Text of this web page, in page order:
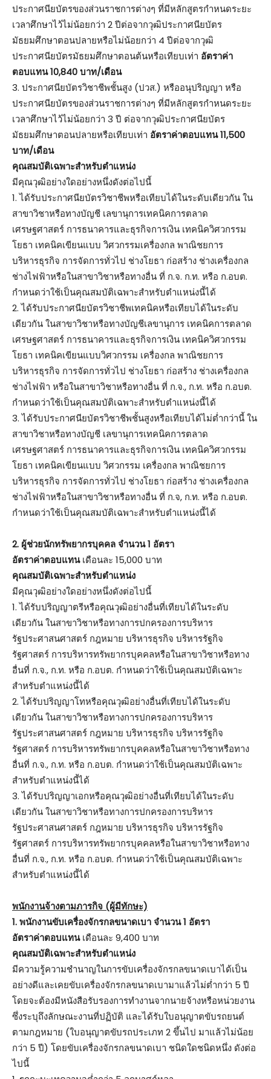
ประกาศนียบัตรของส่วนราชการต่างๆ ที่มีหลักสูตรกำหนดระยะ
เวลาศึกษาไว้ไม่น้อยกว่า 2 ปีต่อจากวุฒิประกาศนียบัตร
มัธยมศึกษาตอนปลายหรือไม่น้อยกว่า 4 ปีต่อจากวุฒิ
ประกาศนียบัตรมัธยมศึกษาตอนต้นหรือเทียบเท่า อัตราค่า
ตอบแทน 10,840 บาท/เดือน
3. ประกาศนียบัตรวิชาชีพชั้นสูง (ปวส.) หรืออนุปริญญา หรือ
ประกาศนียบัตรของส่วนราชการต่างๆ ที่มีหลักสูตรกำหนดระยะ
เวลาศึกษาไว้ไม่น้อยกว่า 3 ปี ต่อจากวุฒิประกาศนียบัตร
มัธยมศึกษาตอนปลายหรือเทียบเท่า อัตราค่าตอบแทน 11,500
บาท/เดือน
คุณสมบัติเฉพาะสำหรับตำแหน่ง
มีคุณวุฒิอย่างใดอย่างหนึ่งดังต่อไปนี้
1. ได้รับประกาศนียบัตรวิชาชีพหรือเทียบได้ในระดับเดียวกัน ใน
สาขาวิชาหรือทางบัญชี เลขานุการเทคนิคการตลาด
เศรษฐศาสตร์ การธนาคารและธุรกิจการเงิน เทคนิควิศวกรรม
โยธา เทคนิคเขียนแบบ วิศวกรรมเครื่องกล พาณิชยการ
บริหารธุรกิจ การจัดการทั่วไป ช่างโยธา ก่อสร้าง ช่างเครื่องกล
ช่างไฟฟ้าหรือในสาขาวิชาหรือทางอื่น ที่ ก.จ. ก.ท. หรือ ก.อบต.
กำหนดว่าใช้เป็นคุณสมบัติเฉพาะสำหรับตำแหน่งนี้ได้
2. ได้รับประกาศนียบัตรวิชาชีพเทคนิคหรือเทียบได้ในระดับ
เดียวกัน ในสาขาวิชาหรือทางบัญชีเลขานุการ เทคนิคการตลาด
เศรษฐศาสตร์ การธนาคารและธุรกิจการเงิน เทคนิควิศวกรรม
โยธา เทคนิคเขียนแบบวิศวกรรม เครื่องกล พาณิชยการ
บริหารธุรกิจ การจัดการทั่วไป ช่างโยธา ก่อสร้าง ช่างเครื่องกล
ช่างไฟฟ้า หรือในสาขาวิชาหรือทางอื่น ที่ ก.จ., ก.ท. หรือ ก.อบต.
กำหนดว่าใช้เป็นคุณสมบัติเฉพาะสำหรับตำแหน่งนี้ได้
3. ได้รับประกาศนียบัตรวิชาชีพชั้นสูงหรือเทียบได้ไม่ต่ำกว่านี้ ใน
สาขาวิชาหรือทางบัญชี เลขานุการเทคนิคการตลาด
เศรษฐศาสตร์ การธนาคารและธุรกิจการเงิน เทคนิควิศวกรรม
โยธา เทคนิคเขียนแบบ วิศวกรรม เครื่องกล พาณิชยการ
บริหารธุรกิจ การจัดการทั่วไป ช่างโยธา ก่อสร้าง ช่างเครื่องกล
ช่างไฟฟ้าหรือในสาขาวิชาหรือทางอื่น ที่ ก.จ, ก.ท. หรือ ก.อบต.
กำหนดว่าใช้เป็นคุณสมบัติเฉพาะสำหรับตำแหน่งนี้ได้
2. ผู้ช่วยนักทรัพยากรบุคคล จำนวน 1 อัตรา
อัตราค่าตอบแทนเดือนละ 15,000 บาท
คุณสมบัติเฉพาะสำหรับตำแหน่ง
มีคุณวุฒิอย่างใดอย่างหนึ่งดังต่อไปนี้
1. ได้รับปริญญาตรีหรือคุณวุฒิอย่างอื่นที่เทียบได้ในระดับ
เดียวกัน ในสาขาวิชาหรือทางการปกครองการบริหาร
รัฐประศาสนศาสตร์ กฎหมาย บริหารธุรกิจ บริหารรัฐกิจ
รัฐศาสตร์ การบริหารทรัพยากรบุคคลหรือในสาขาวิชาหรือทาง
อื่นที่ ก.จ., ก.ท. หรือ ก.อบต. กำหนดว่าใช้เป็นคุณสมบัติเฉพาะ
สำหรับตำแหน่งนี้ได้
2. ได้รับปริญญาโทหรือคุณวุฒิอย่างอื่นที่เทียบได้ในระดับ
เดียวกัน ในสาขาวิชาหรือทางการปกครองการบริหาร
รัฐประศาสนศาสตร์ กฎหมาย บริหารธุรกิจ บริหารรัฐกิจ
รัฐศาสตร์ การบริหารทรัพยากรบุคคลหรือในสาขาวิชาหรือทาง
อื่นที่ ก.จ., ก.ท. หรือ ก.อบต. กำหนดว่าใช้เป็นคุณสมบัติเฉพาะ
สำหรับตำแหน่งนี้ได้
3. ได้รับปริญญาเอกหรือคุณวุฒิอย่างอื่นที่เทียบได้ในระดับ
เดียวกัน ในสาขาวิชาหรือทางการปกครองการบริหาร
รัฐประศาสนศาสตร์ กฎหมาย บริหารธุรกิจ บริหารรัฐกิจ
รัฐศาสตร์ การบริหารทรัพยากรบุคคลหรือในสาขาวิชาหรือทาง
อื่นที่ ก.จ., ก.ท. หรือ ก.อบต. กำหนดว่าใช้เป็นคุณสมบัติเฉพาะ
สำหรับตำแหน่งนี้ได้
พนักงานจ้างตามภารกิจ (ผู้มีทักษะ)
1. พนักงานขับเครื่องจักรกลขนาดเบา จำนวน 1 อัตรา
อัตราค่าตอบแทนเดือนละ 9,400 บาท
คุณสมบัติเฉพาะสำหรับตำแหน่ง
มีความรู้ความชำนาญในการขับเครื่องจักรกลขนาดเบาได้เป็น
อย่างดีและเคยขับเครื่องจักรกลขนาดเบามาแล้วไม่ต่ำกว่า 5 ปี
โดยจะต้องมีหนังสือรับรองการทำงานจากนายจ้างหรือหน่วยงาน
ซึ่งระบุถึงลักษณะงานที่ปฏิบัติ และได้รับใบอนุญาตขับรถยนต์
ตามกฎหมาย (ใบอนุญาตขับรถประเภท 2 ขึ้นไป มาแล้วไม่น้อย
กว่า 5 ปี) โดยขับเครื่องจักรกลขนาดเบา ชนิดใดชนิดหนึ่ง ดังต่อ
ไปนี้